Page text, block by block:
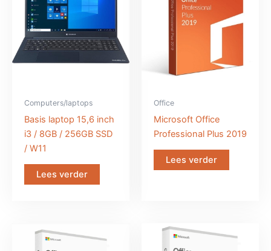
Computers/laptops
Basis laptop 15,6 inch
i3 / 8GB / 256GB SSD
/ W11
Lees verder
Office
Microsoft Office
Professional Plus 2019
Lees verder